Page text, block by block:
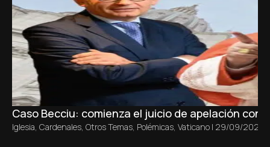
Caso Becciu: comienza el juicio de apelación con
Iglesia, Cardenales, Otros Temas, Polémicas, Vaticano | 29/09/2025